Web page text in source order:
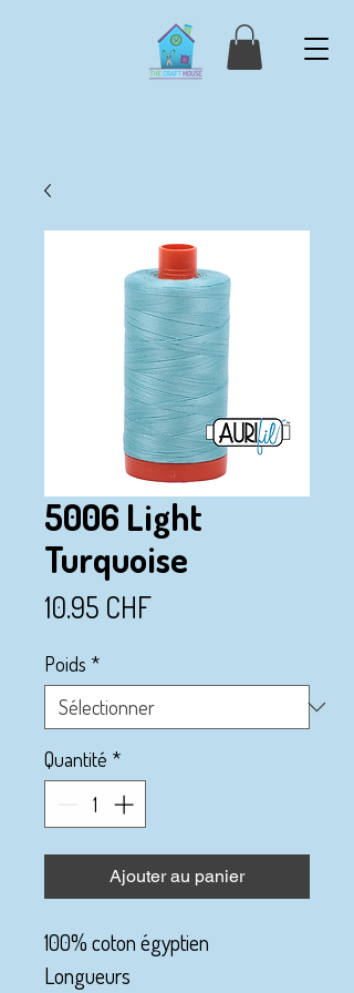
5006 Light
Turquoise
10.95 CHFPrix
Poids *
Quantité *
Ajouter au panier
100% coton égyptien
Longueurs